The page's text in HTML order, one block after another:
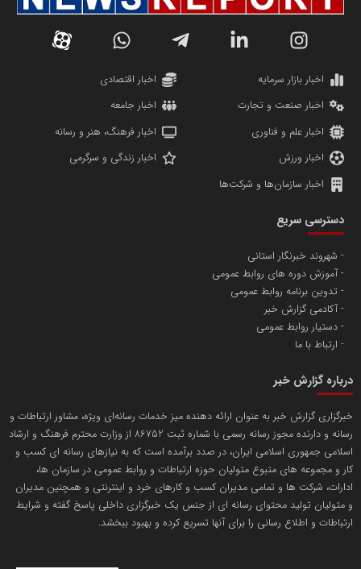
دانشگاه سئوی ایران
پایگاه اطلاع رسانی اعتلای نهادهای مردمی
پایگاه اطلاع رسانی دریا و نفت
تامین آهن اسفنجی تولیدکنندگان فولاد در کشور
تریبون
انتشار گسترده محتوا در رسانه گزارش خبر
مریم حاج نوروز نظری
مسعودصادقی
محمدعلی کرمعلی
اخبار بازار سرمایه
اخبار اقتصادی
اخبار صنعت و تجارت
اخبار جامعه
اخبار علم و فناوری
اخبار فرهنگ، هنر و رسانه
اخبار ورزش
اخبار زندگی و سرگرمی
اخبار سازمان‌ها و شرکت‌ها
دسترسی سریع
شهروند خبرنگار استانی
آموزش دوره های روابط عمومی
تدوین برنامه روابط عمومی
آکادمی گزارش خبر
دستیار روابط عمومی
ارتباط با ما
درباره گزارش خبر
خبرگزاری گزارش خبر به عنوان ارائه دهنده میز خدمات رسانه‌ای ویژه، مشاور ارتباطات و
رسانه و دارنده مجوز رسانه رسمی با شماره ثبت 86752 از وزارت محترم فرهنگ و ارشاد
اسلامی جمهوری اسلامی ایران، در صدد برآمده است که به نیازهای رسانه ای کسب و
کار و مجموعه های متبوع متولیان حوزه ارتباطات و روابط عمومی در سازمان ها،
ادارات، شرکت ها و تمامی مدیران کسب و کارهای خرد و اینترنتی و همچنین مدیران
و متولیان تولید محتوای رسانه ای از جنس یک خبرگزاری داخلی پاسخ گفته و شرایط
ارتباطات و اطلاع رسانی را برای آنها تسریع کرده و بهبود ببخشد.